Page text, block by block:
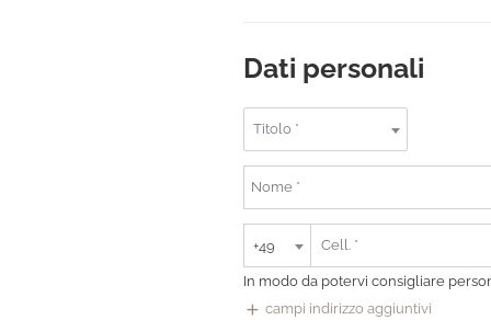
Dati personali
Titolo *
+49
In modo da potervi consigliare
add campi indirizzo aggiuntivi